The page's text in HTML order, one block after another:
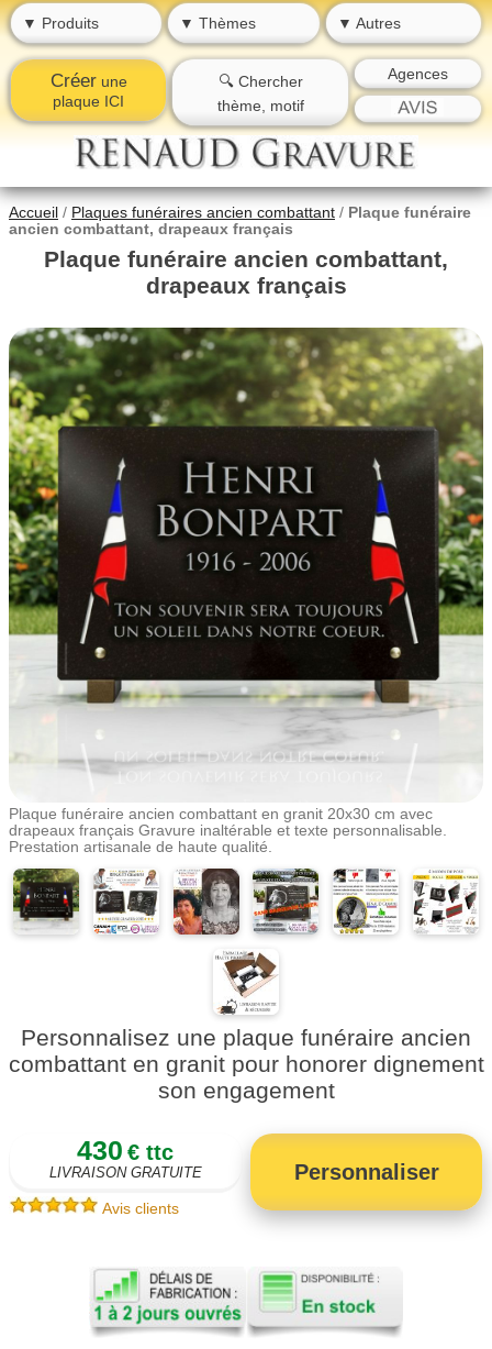
▼ Produits ▼ Thèmes ▼ Autres
Créerune
plaque ICI
🔍 Chercher
thème, motif
Agences
Accueil / Plaques funéraires ancien combattant / Plaque funéraire
ancien combattant, drapeaux français
Plaque funéraire ancien combattant,
drapeaux français
Plaque funéraire ancien combattant en granit 20x30 cm avec
drapeaux français Gravure inaltérable et texte personnalisable.
Prestation artisanale de haute qualité.
Personnalisez une plaque funéraire ancien
combattant en granit pour honorer dignement
son engagement
430 € ttc
LIVRAISON GRATUITE Personnaliser
Avis clients